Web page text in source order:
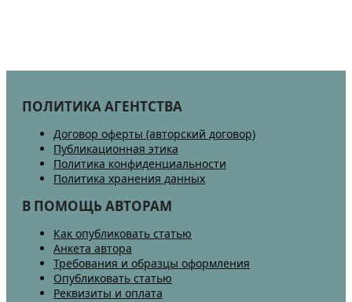
ПОЛИТИКА АГЕНТСТВА
Договор оферты (авторский договор)
Публикационная этика
Политика конфиденциальности
Политика хранения данных
В ПОМОЩЬ АВТОРАМ
Как опубликовать статью
Анкета автора
Требования и образцы оформления
Опубликовать статью
Реквизиты и оплата